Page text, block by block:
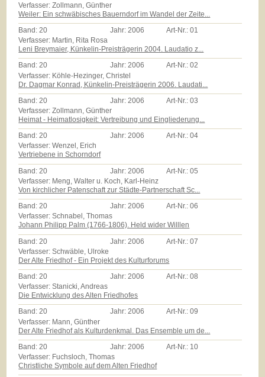
Verfasser: Zollmann, Günther
Weiler: Ein schwäbisches Bauerndorf im Wandel der Zeite...
Band:20 Jahr:2006 Art-Nr.:01
Verfasser: Martin, Rita Rosa
Leni Breymaier, Künkelin-Preisträgerin 2004. Laudatio z...
Band:20 Jahr:2006 Art-Nr.:02
Verfasser: Köhle-Hezinger, Christel
Dr. Dagmar Konrad, Künkelin-Preisträgerin 2006. Laudati...
Band:20 Jahr:2006 Art-Nr.:03
Verfasser: Zollmann, Günther
Heimat - Heimatlosigkeit: Vertreibung und Eingliederung...
Band:20 Jahr:2006 Art-Nr.:04
Verfasser: Wenzel, Erich
Vertriebene in Schorndorf
Band: 20 Jahr: 2006 Art-Nr.:05
Verfasser: Meng, Walter u. Koch, Karl-Heinz
Von kirchlicher Patenschaft zur Städte-Partnerschaft Sc...
Band:20 Jahr:2006 Art-Nr.:06
Verfasser: Schnabel, Thomas
Johann Philipp Palm (1766-1806). Held wider Willlen
Band: 20 Jahr: 2006 Art-Nr.:07
Verfasser: Schwäble, Ulroke
Der Alte Friedhof - Ein Projekt des Kulturforums
Band:20 Jahr:2006 Art-Nr.:08
Verfasser: Stanicki, Andreas
Die Entwicklung des Alten Friedhofes
Band:20 Jahr:2006 Art-Nr.:09
Verfasser: Mann, Günther
Der Alte Friedhof als Kulturdenkmal. Das Ensemble um de...
Band:20 Jahr:2006 Art-Nr.: 10
Verfasser: Fuchsloch, Thomas
Christliche Symbole auf dem Alten Friedhof